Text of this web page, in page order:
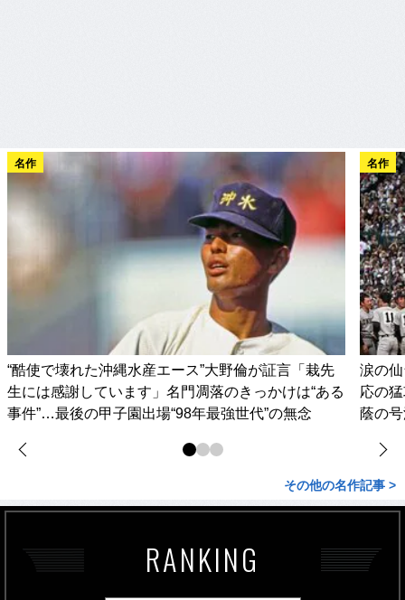
名作
“酷使で壊れた沖縄水産エース”大野倫が証言「栽先
生には感謝しています」名門凋落のきっかけは“ある
事件”…最後の甲子園出場“98年最強世代”の無念
名作
涙の
応の
蔭の
その他の名作記事 >
RANKING